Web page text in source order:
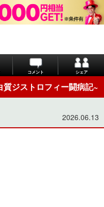
コメント シェア
ジストロフィー闘病記~
2026.06.13